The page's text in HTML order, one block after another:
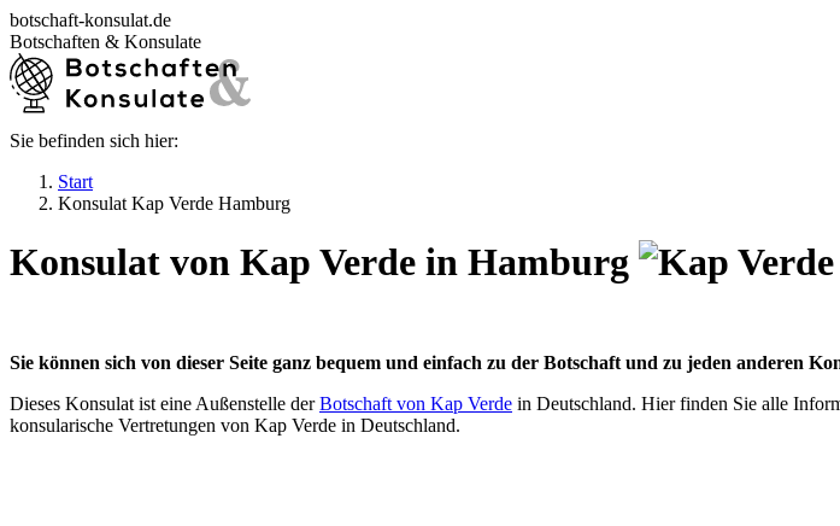
Zum
Inhalt
springen
botschaft-konsulat.de
Botschaften & Konsulate
Startseite
Botschaften im Ausland
Konsulate in Deutschland
Visum beantragen
Ratgeber
Sie befinden sich hier:
Start
Konsulat Kap Verde Hamburg
Konsulat von Kap Verde in Hamburg
Sie können sich von dieser Seite ganz bequem und einfach zu der Botschaft und zu jeden anderen
Dieses Konsulat ist eine Außenstelle derBotschaft von Kap Verde in Deutschland. Hier finden Sie alle
konsularische Vertretungen von Kap Verde in Deutschland.